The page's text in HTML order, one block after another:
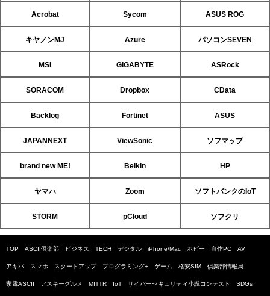
Acrobat Sycom ASUS ROG
キヤノンMJ Azure パソコンSEVEN
MSI GIGABYTE ASRock
SORACOM Dropbox CData
Backlog Fortinet ASUS
JAPANNEXT ViewSonic ソフマップ
brand new ME! Belkin HP
ヤマハ Zoom ソフトバンクのIoT
STORM pCloud ソフクリ
TOP ASCII倶楽部 ビジネス TECH デジタル iPhone/Mac ホビー 自作PC AV
アキバ スマホ スタートアップ プログラミング+ ゲーム 格安SIM 倶楽部情報局
家電ASCII アスキーグルメ MITTR IoT サイバーセキュリティ小説コンテスト SDGs